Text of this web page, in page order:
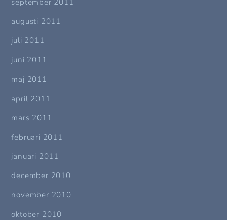
augusti 2011
juli 2011
juni 2011
maj 2011
april 2011
mars 2011
februari 2011
januari 2011
december 2010
november 2010
oktober 2010